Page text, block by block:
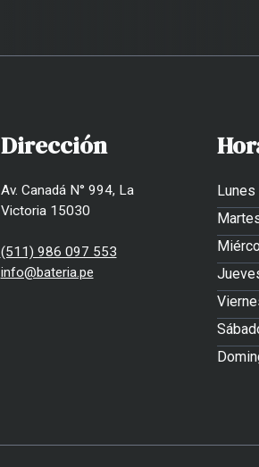
Dirección
Av. Canadá N° 994, La
Victoria 15030
(511) 986 097 553
info@bateria.pe
Lunes